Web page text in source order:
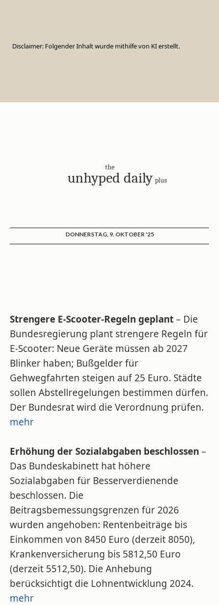
Disclaimer: Folgender Inhalt wurde mithilfe von KI erstellt.
the
unhyped daily plus
DONNERSTAG, 9. OKTOBER '25
Strengere E-Scooter-Regeln geplant– Die
Bundesregierung plant strengere Regeln für
E-Scooter: Neue Geräte müssen ab 2027
Blinker haben; Bußgelder für
Gehwegfahrten steigen auf 25 Euro. Städte
sollen Abstellregelungen bestimmen dürfen.
Der Bundesrat wird die Verordnung prüfen.
mehr
Erhöhung der Sozialabgaben beschlossen –
Das Bundeskabinett hat höhere
Sozialabgaben für Besserverdienende
beschlossen. Die
Beitragsbemessungsgrenzen für 2026
wurden angehoben: Rentenbeiträge bis
Einkommen von 8450 Euro (derzeit 8050),
Krankenversicherung bis 5812,50 Euro
(derzeit 5512,50). Die Anhebung
berücksichtigt die Lohnentwicklung 2024.
mehr